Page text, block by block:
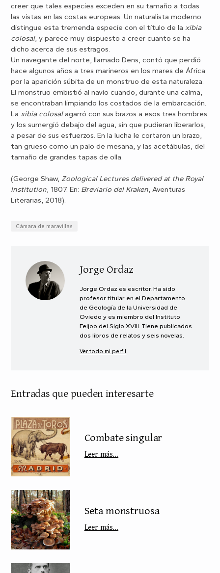
creer que tales especies exceden en su tamaño a todas
las vistas en las costas europeas. Un naturalista moderno
distingue esta tremenda especie con el título de laxibia
colosal, y parece muy dispuesto a creer cuanto se ha
dicho acerca de sus estragos.
Un navegante del norte, llamado Dens, contó que perdió
hace algunos años a tres marineros en los mares de África
por la aparición súbita de un monstruo de esta naturaleza.
El monstruo embistió al navío cuando, durante una calma,
se encontraban limpiando los costados de la embarcación.
Laxibia colosalagarró con sus brazos a esos tres hombres
y los sumergió debajo del agua, sin que pudieran liberarlos,
a pesar de sus esfuerzos. En la lucha le cortaron un brazo,
tan grueso como un palo de mesana, y las acetábulas, del
tamaño de grandes tapas de olla.
(George Shaw,Zoological Lectures delivered at the Royal
Institution, 1807. En: Breviario del Kraken, Aventuras
Literarias, 2018).
Cámara de maravillas
Jorge Ordaz
Jorge Ordaz es escritor. Ha sido
profesor titular en el Departamento
de Geología de la Universidad de
Oviedo y es miembro del Instituto
Feijoo del Siglo XVIII. Tiene publicados
dos libros de relatos y seis novelas.
Ver todo mi perfil
Entradas que pueden interesarte
Combate singular
Leer más...
Seta monstruosa
Leer más...